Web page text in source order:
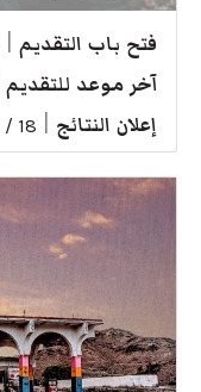
فتح باب التقديم
آخر موعد للتقديم
إعلان النتائج 18 / 12 / 2024